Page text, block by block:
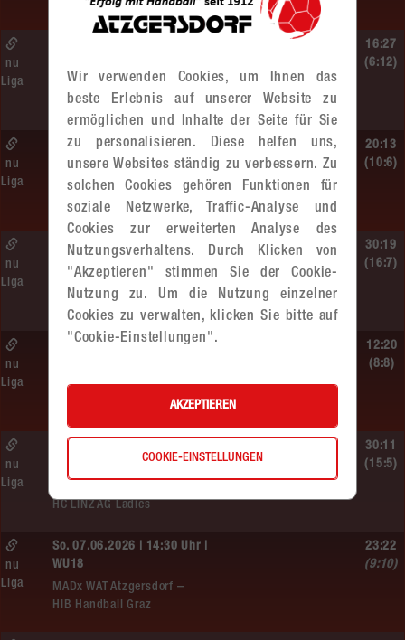
MADx WAT Atzgersdorf
roomz JAGS Devils
nu
Liga
16:27
(6:12)
So. 14.06.2026 | 10:30 Uhr |
ÖMS WU12 HF
SC HIT/UHC Absam –
MADx WAT Atzgersdorf
nu
Liga
20:13
(10:6)
Sa. 13.06.2026 | 19:05 Uhr |
WU12
MADx WAT Atzgersdorf –
HIB Handball Graz
nu
Liga
30:19
(16:7)
Sa. 13.06.2026 | 14:30 Uhr |
Hypo NÖ –
MADx WAT Atzgersdorf
nu
Liga
12:20
(8:8)
HC LINZ AG Ladies
nu
Liga
30:11
(15:5)
So. 07.06.2026 | 14:30 Uhr |
WU18
MADx WAT Atzgersdorf –
HIB Handball Graz
nu
Liga
23:22
(9:10)
Wir verwenden Cookies, um Ihnen das
beste Erlebnis auf unserer Website zu
ermöglichen und Inhalte der Seite für Sie
zu personalisieren. Diese helfen uns,
unsere Websites ständig zu verbessern. Zu
solchen Cookies gehören Funktionen für
soziale Netzwerke, Traffic-Analyse und
Cookies zur erweiterten Analyse des
Nutzungsverhaltens. Durch Klicken von
"Akzeptieren" stimmen Sie der Cookie-
Nutzung zu. Um die Nutzung einzelner
Cookies zu verwalten, klicken Sie bitte auf
"Cookie-Einstellungen".
AKZEPTIEREN
COOKIE-EINSTELLUNGEN